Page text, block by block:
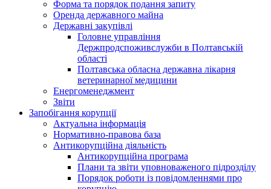
Форма та порядок подання запиту
Оренда державного майна
Державні закупівлі
Головне управління
Держпродспоживслужби в Полтавській
області
Полтавська обласна державна лікарня
ветеринарної медицини
Енергоменеджмент
Звіти
Запобігання корупції
Актуальна інформація
Нормативно-правова база
Антикорупційна діяльність
Антикорупційна програма
Плани та звіти уповноваженого підрозділу
Порядок роботи із повідомленнями про